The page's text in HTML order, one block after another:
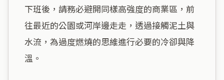
下班後，請務必避開同樣高強度的商業區，前
往最近的公園或河岸邊走走，透過接觸泥土與
水流，為過度燃燒的思維進行必要的冷卻與降
溫。